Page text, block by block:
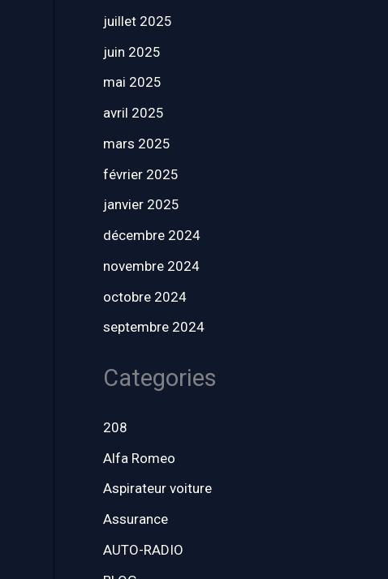
juillet 2025
juin 2025
mai 2025
avril 2025
mars 2025
février 2025
janvier 2025
décembre 2024
novembre 2024
octobre 2024
septembre 2024
Categories
208
Alfa Romeo
Aspirateur voiture
Assurance
AUTO-RADIO